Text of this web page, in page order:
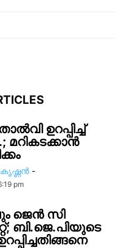
ഉറപ്പിച്ച്
മറികടക്കാൻ
-
pm
ജെൻ സി
ബി.ജെ.പിയുടെ